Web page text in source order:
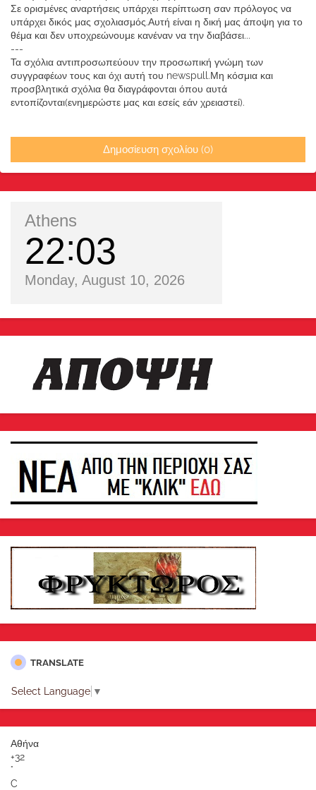
Σε ορισμένες αναρτήσεις υπάρχει περίπτωση σαν πρόλογος να
υπάρχει δικός μας σχολιασμός.Αυτή είναι η δική μας άποψη για το
θέμα και δεν υποχρεώνουμε κανέναν να την διαβάσει...
---
Τα σχόλια αντιπροσωπεύουν την προσωπική γνώμη των
συγγραφέων τους και όχι αυτή του newspull.Μη κόσμια και
προσβλητικά σχόλια θα διαγράφονται όπου αυτά
εντοπίζονται(ενημερώστε μας και εσείς εάν χρειαστεί).
Δημοσίευση σχολίου (0)
Athens
22 03
Monday, August 10, 2026
TRANSLATE
Select Language ▼
Αθήνα
+32
°
C